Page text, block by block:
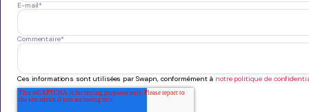
E-mail*
Commentaire*
Ces informations sont utilisées par Swapn, conformément à notre politique de